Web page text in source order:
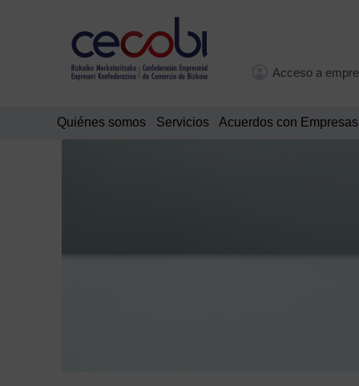
Acceso a
Quiénes somos Servicios Acuerdos con Empresas